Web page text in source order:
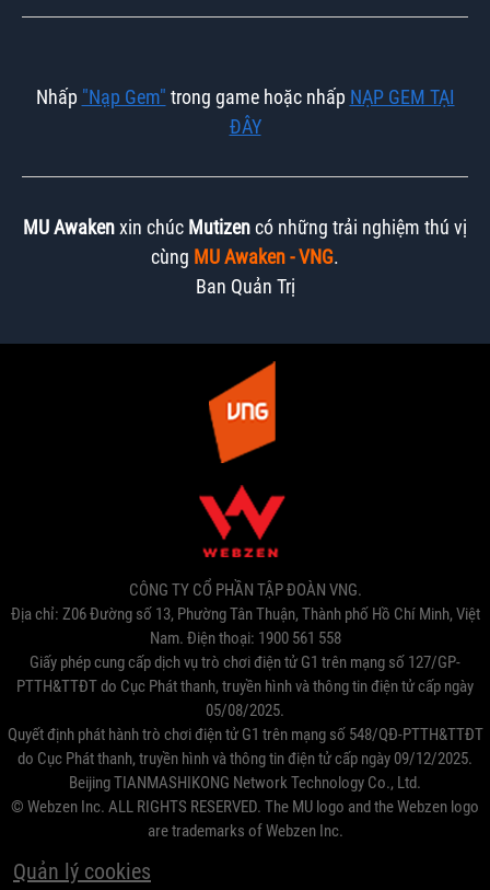
Nhấp "Nạp Gem" trong game hoặc nhấp NẠP GEM TẠI
ĐÂY
MU Awakenxin chúc Mutizencó những trải nghiệm thú vị
cùng MU Awaken - VNG.
Ban Quản Trị
CÔNG TY CỔ PHẦN TẬP ĐOÀN VNG.
Địa chỉ: Z06 Đường số 13, Phường Tân Thuận, Thành phố Hồ Chí Minh, Việt
Nam. Điện thoại: 1900 561 558
Giấy phép cung cấp dịch vụ trò chơi điện tử G1 trên mạng số 127/GP-
PTTH&TTĐT do Cục Phát thanh, truyền hình và thông tin điện tử cấp ngày
05/08/2025.
Quyết định phát hành trò chơi điện tử G1 trên mạng số 548/QĐ-PTTH&TTĐT
do Cục Phát thanh, truyền hình và thông tin điện tử cấp ngày 09/12/2025.
Beijing TIANMASHIKONG Network Technology Co., Ltd.
© Webzen Inc. ALL RIGHTS RESERVED. The MU logo and the Webzen logo
are trademarks of Webzen Inc.
Quản lý cookies